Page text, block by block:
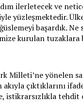
ilerletecek ve
yüzleşmektedir.
başardık. Ne
kurulan tuzaklara
Milleti’ne
çıktıklarını